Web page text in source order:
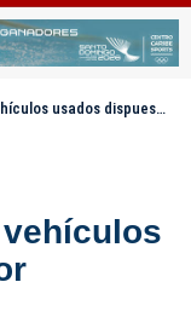
dispuesta por Aduanas